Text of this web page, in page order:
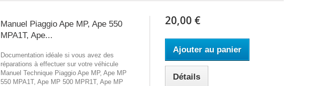
Manuel Piaggio Ape MP, Ape 550
MPA1T, Ape...
Documentation idéale si vous avez des
réparations à effectuer sur votre véhicule
Manuel Technique Piaggio Ape MP, Ape MP
550 MPA1T, Ape MP 500 MPR1T, Ape MP
20,00 €
Ajouter au panier
Détails